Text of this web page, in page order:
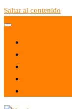
Saltar al contenido